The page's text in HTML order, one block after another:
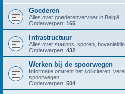
Goederen
Alles over goederenvervoer in België.
Onderwerpen: 165
Infrastructuur
Alles over stations, sporen,
Onderwerpen: 432
Werken bij de spoorwegen
Informatie omtrent het solliciteren,
spoorwegen.
Onderwerpen: 504